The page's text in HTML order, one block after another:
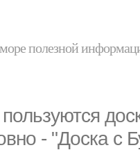
море полезной
- "Доска с